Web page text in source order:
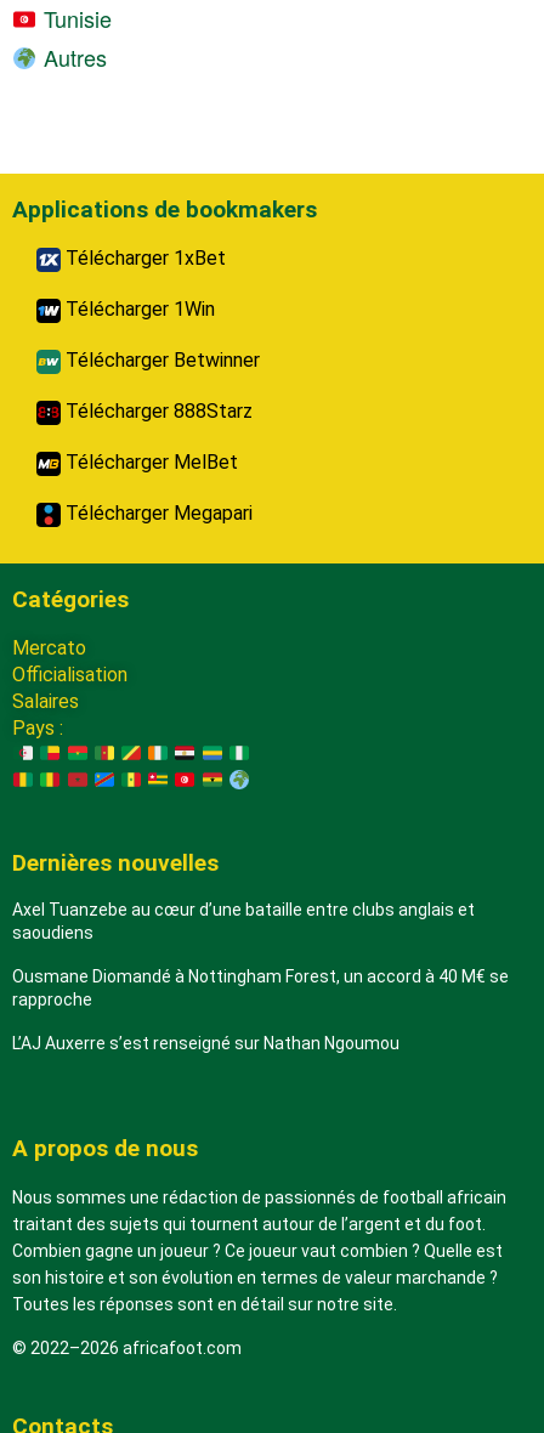
Tunisie
Autres
Applications de bookmakers
Télécharger 1xBet
Télécharger 1Win
Télécharger Betwinner
Télécharger 888Starz
Télécharger MelBet
Télécharger Megapari
Catégories
Mercato
Officialisation
Salaires
Pays :
Dernières nouvelles
Axel Tuanzebe au cœur d’une bataille entre clubs anglais et
saoudiens
Ousmane Diomandé à Nottingham Forest, un accord à 40 M€ se
rapproche
L’AJ Auxerre s’est renseigné sur Nathan Ngoumou
A propos de nous
Nous sommes une rédaction de passionnés de football africain
traitant des sujets qui tournent autour de l’argent et du foot.
Combien gagne un joueur ? Ce joueur vaut combien ? Quelle est
son histoire et son évolution en termes de valeur marchande ?
Toutes les réponses sont en détail sur notre site.
© 2022–2026 africafoot.com
Contacts